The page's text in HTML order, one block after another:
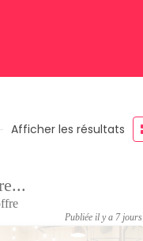
Afficher les résultats
Publiée il y a 7 jours